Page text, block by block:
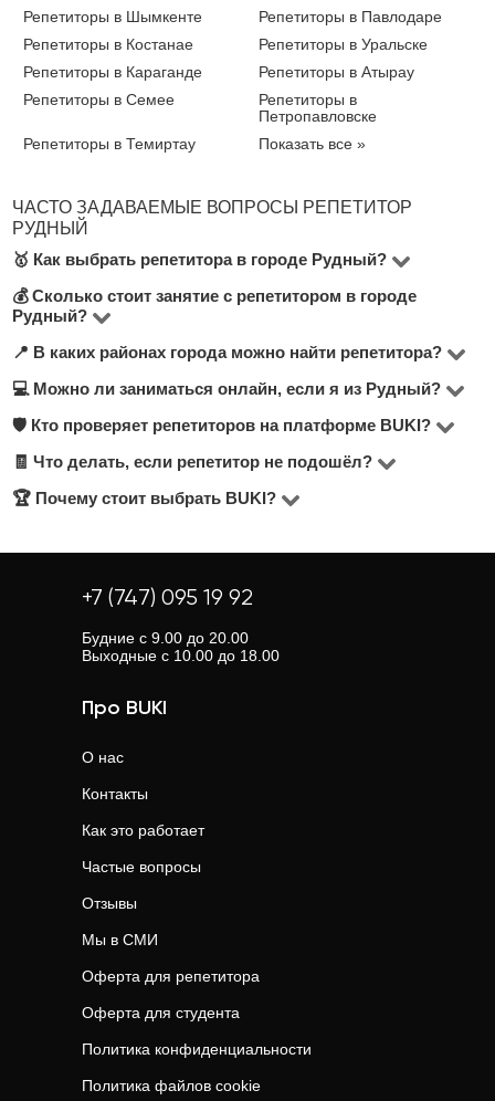
Репетиторы в Шымкенте
Репетиторы в Павлодаре
Репетиторы в Костанае
Репетиторы в Уральске
Репетиторы в Караганде
Репетиторы в Атырау
Репетиторы в Семее
Репетиторы в
Петропавловске
Репетиторы в Темиртау
Показать все »
ЧАСТО ЗАДАВАЕМЫЕ ВОПРОСЫ РЕПЕТИТОР
РУДНЫЙ
🥇 Как выбрать репетитора в городе Рудный?
На сайте BUKI вы можете выбрать любого из 9
репетиторов, преподающих более 4 предметов.
Рекомендуем обратить внимание на: стоимость за час
занятий, количество положительных отзывов, формат
и районы преподавания, опыт работы и наличие
специалистов.
💰 Сколько стоит занятие с репетитором в городе
Рудный?
Стоимость зависит от выбранного предмета и
квалификации преподавателя. На платформе BUKI
📍 В каких районах города можно найти репетитора?
На сайте представлены репетиторы, работающие в
разных районах города Рудный — вы можете
поиске.
💻 Можно ли заниматься онлайн, если я из Рудный?
Да, на BUKI доступна онлайн-форма обучения. Вы
можете выбрать только тех репетиторов, которые
🛡 Кто проверяет репетиторов на платформе BUKI?
Каждый преподаватель проходит ручную модерацию
профиля, подтверждение данных и анализ отзывов.
информацию о репетиторах.
🧾 Что делать, если репетитор не подошёл?
Если вы недовольны выбранным преподавателем —
вернём средства.
🏆 Почему стоит выбрать BUKI?
широкий выбор преподавателей, прозрачные цены и
+7 (747) 095 19 92
Будние с 9.00 до 20.00
Выходные с 10.00 до 18.00
Про BUKI
О нас
Контакты
Как это работает
Частые вопросы
Отзывы
Мы в СМИ
Оферта для репетитора
Оферта для студента
Политика конфиденциальности
Политика файлов cookie